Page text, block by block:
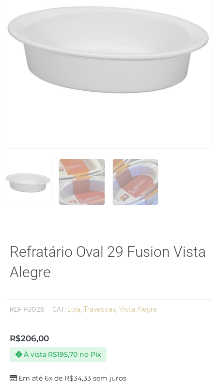
Refratário Oval 29 Fusion Vista
Alegre
REF FUO28 CAT: Loja, Travessas, Vista Alegre
R$206,00
Em até 6x de R$34,33 sem juros
À vista R$195,70 no Pix